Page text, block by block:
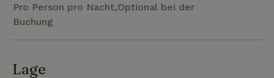
Pro Person pro Nacht,Optional bei der
Buchung
Lage